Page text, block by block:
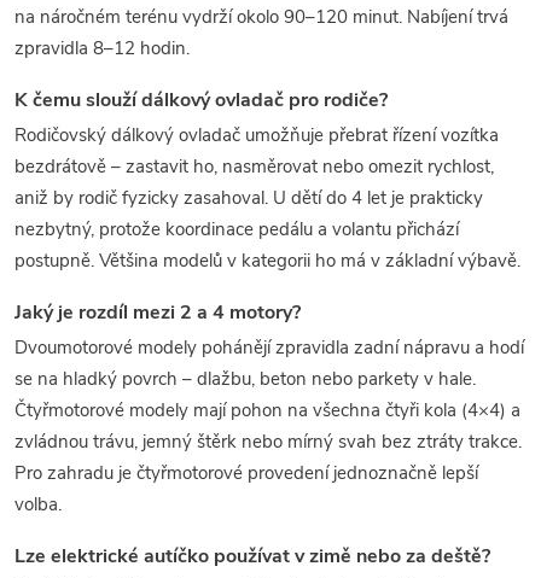
na náročném terénu vydrží okolo 90–120 minut. Nabíjení trvá
zpravidla 8–12 hodin.
K čemu slouží dálkový ovladač pro rodiče?
Rodičovský dálkový ovladač umožňuje přebrat řízení vozítka
bezdrátově – zastavit ho, nasměrovat nebo omezit rychlost,
aniž by rodič fyzicky zasahoval. U dětí do 4 let je prakticky
nezbytný, protože koordinace pedálu a volantu přichází
postupně. Většina modelů v kategorii ho má v základní výbavě.
Jaký je rozdíl mezi 2 a 4 motory?
Dvoumotorové modely pohánějí zpravidla zadní nápravu a hodí
se na hladký povrch – dlažbu, beton nebo parkety v hale.
Čtyřmotorové modely mají pohon na všechna čtyři kola (4×4) a
zvládnou trávu, jemný štěrk nebo mírný svah bez ztráty trakce.
Pro zahradu je čtyřmotorové provedení jednoznačně lepší
volba.
Lze elektrické autíčko používat v zimě nebo za deště?